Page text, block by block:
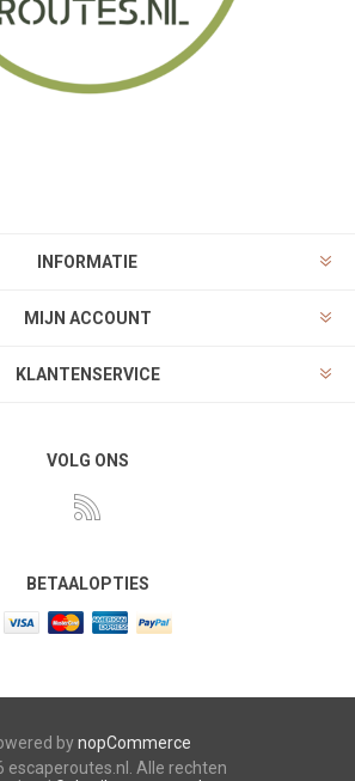
INFORMATIE
MIJN ACCOUNT
KLANTENSERVICE
VOLG ONS
BETAALOPTIES
bynopCommerce
escaperoutes.nl. Alle rechten